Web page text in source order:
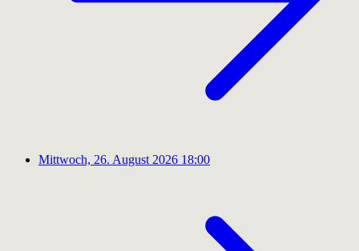
Mittwoch, 26. August 2026 18:00